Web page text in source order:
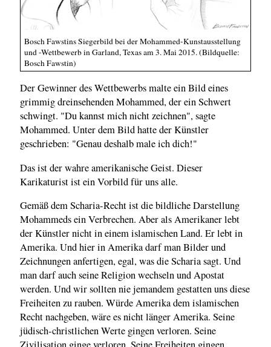
Bosch Fawstins Siegerbild bei der Mohammed-Kunstausstellung
und -Wettbewerb in Garland, Texas am 3. Mai 2015. (Bildquelle:
Bosch Fawstin)
Der Gewinner des Wettbewerbs malte ein Bild eines
grimmig dreinsehenden Mohammed, der ein Schwert
schwingt. "Du kannst mich nicht zeichnen", sagte
Mohammed. Unter dem Bild hatte der Künstler
geschrieben: "Genau deshalb male ich dich!"
Das ist der wahre amerikanische Geist. Dieser
Karikaturist ist ein Vorbild für uns alle.
Gemäß dem Scharia-Recht ist die bildliche Darstellung
Mohammeds ein Verbrechen. Aber als Amerikaner lebt
der Künstler nicht in einem islamischen Land. Er lebt in
Amerika. Und hier in Amerika darf man Bilder und
Zeichnungen anfertigen, egal, was die Scharia sagt. Und
man darf auch seine Religion wechseln und Apostat
werden. Und wir sollten nie jemandem gestatten uns diese
Freiheiten zu rauben. Würde Amerika dem islamischen
Recht nachgeben, wäre es nicht länger Amerika. Seine
jüdisch-christlichen Werte gingen verloren. Seine